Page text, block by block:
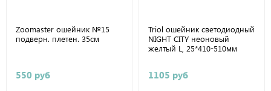
Zoomaster ошейник №15
подверн. плетен. 35см
550 руб
Triol ошейник светодиодный
NIGHT CITY неоновый
желтый L, 25*410-510мм
1105 руб